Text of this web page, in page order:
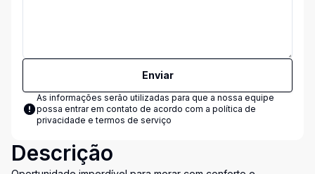
Enviar
As informações serão utilizadas para que a nossa equipe
possa entrar em contato de acordo com a política de
privacidade e termos de serviço
Descrição